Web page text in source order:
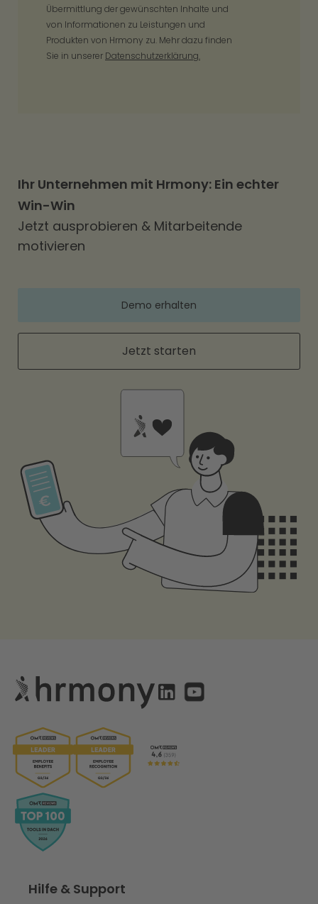
Übermittlung der gewünschten Inhalte und
von Informationen zu Leistungen und
Produkten von Hrmony zu. Mehr dazu finden
Sie in unserer Datenschutzerklärung.
Ihr Unternehmen mit Hrmony: Ein echter
Win-Win
Jetzt ausprobieren & Mitarbeitende
motivieren
Demo erhalten
Jetzt starten
Hilfe & Support